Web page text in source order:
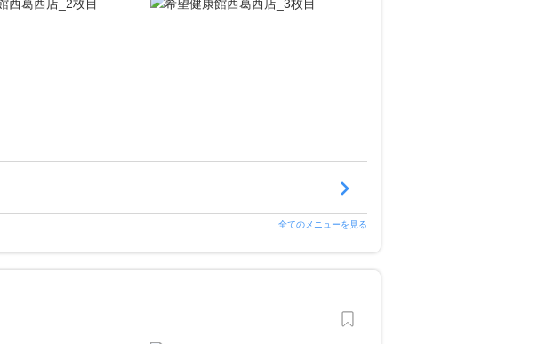
全てのメニューを見る